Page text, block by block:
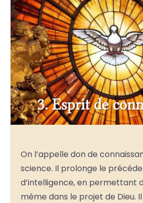
On l’appelle don de
science. Il prolonge le
d’intelligence, en permettant
même dans le projet de Dieu.